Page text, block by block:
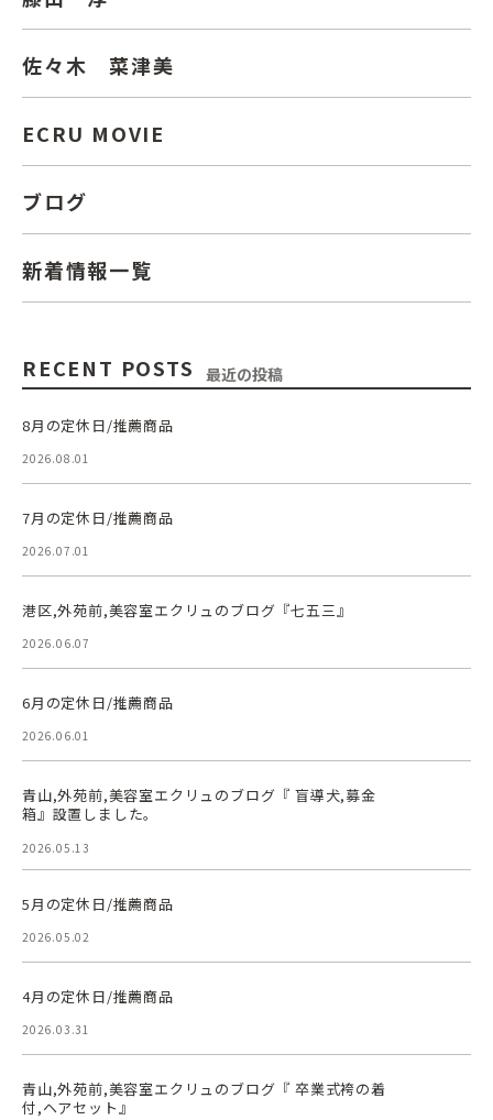
佐々木 菜津美
ECRU MOVIE
ブログ
新着情報一覧
RECENT POSTS 最近の投稿
8月の定休日/推薦商品
2026.08.01
7月の定休日/推薦商品
2026.07.01
港区,外苑前,美容室エクリュのブログ『七五三』
2026.06.07
6月の定休日/推薦商品
2026.06.01
青山,外苑前,美容室エクリュのブログ『 盲導犬,募金
箱』設置しました。
2026.05.13
5月の定休日/推薦商品
2026.05.02
4月の定休日/推薦商品
2026.03.31
青山,外苑前,美容室エクリュのブログ『 卒業式袴の着
付,ヘアセット』